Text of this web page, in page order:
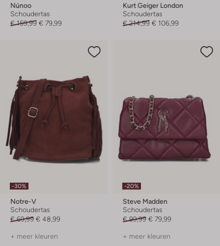
Núnoo
Schoudertas
€ 159,99 € 79,99
Kurt Geiger London
Schoudertas
€ 214,99 € 106,99
-30%
Notre-V
Schoudertas
€ 69,99 € 48,99
+ meer kleuren
-20%
Steve Madden
Schoudertas
€ 99,99 € 79,99
+ meer kleuren